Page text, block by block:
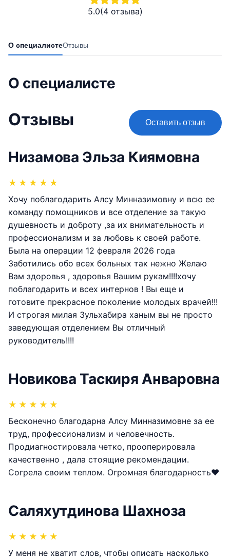
5.0(4 отзыва)
О специалистеОтзывы
О специалисте
Отзывы Оставить отзыв
Низамова Эльза Киямовна
★ ★ ★ ★ ★
Хочу поблагодарить Алсу Минназимовну и всю ее
команду помощников и все отделение за такую
душевность и доброту ,за их внимательность и
профессионализм и за любовь к своей работе.
Была на операции 12 февраля 2026 года
Заботились обо всех больных так нежно Желаю
Вам здоровья , здоровья Вашим рукам!!!!хочу
поблагодарить и всех интернов ! Вы еще и
готовите прекрасное поколение молодых врачей!!!
И строгая милая Зульхабира ханым вы не просто
заведующая отделением Вы отличный
руководитель!!!!
Новикова Таскиря Анваровна
★ ★ ★ ★ ★
Бесконечно благодарна Алсу Минназимовне за ее
труд, профессионализм и человечность.
Продиагностировала четко, прооперировала
качественно , дала стоящие рекомендации.
Согрела своим теплом. Огромная благодарность❤️
Саляхутдинова Шахноза
★ ★ ★ ★ ★
У меня не хватит слов, чтобы описать насколько